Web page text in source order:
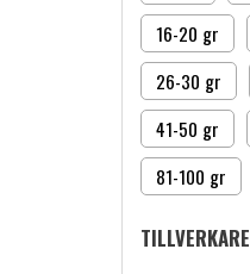
16-20 gr
26-30 gr
41-50 gr
81-100 gr
TILLVERKARE